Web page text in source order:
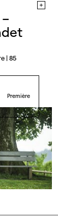
| 85
Première